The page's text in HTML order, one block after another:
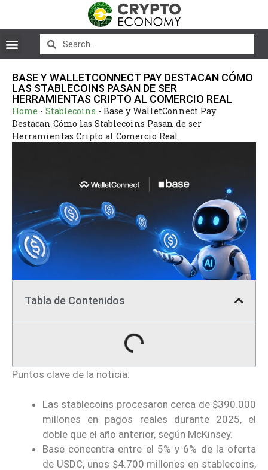
BASE Y WALLETCONNECT PAY DESTACAN CÓMO
LAS STABLECOINS PASAN DE SER
HERRAMIENTAS CRIPTO AL COMERCIO REAL
Home - Stablecoins - Base y WalletConnect Pay
Destacan Cómo las Stablecoins Pasan de ser
Herramientas Cripto al Comercio Real
Tabla de Contenidos
Puntos clave de la noticia:
Las stablecoins procesaron cerca de $390.000
millones en pagos reales durante 2025, el
doble que el año anterior, según McKinsey.
Base concentra entre el 5% y 6% de la oferta
de USDC, unos $4.700 millones en stablecoins,